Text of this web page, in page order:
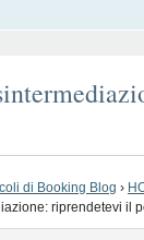
di Booking Blog ›
riprendetevi il